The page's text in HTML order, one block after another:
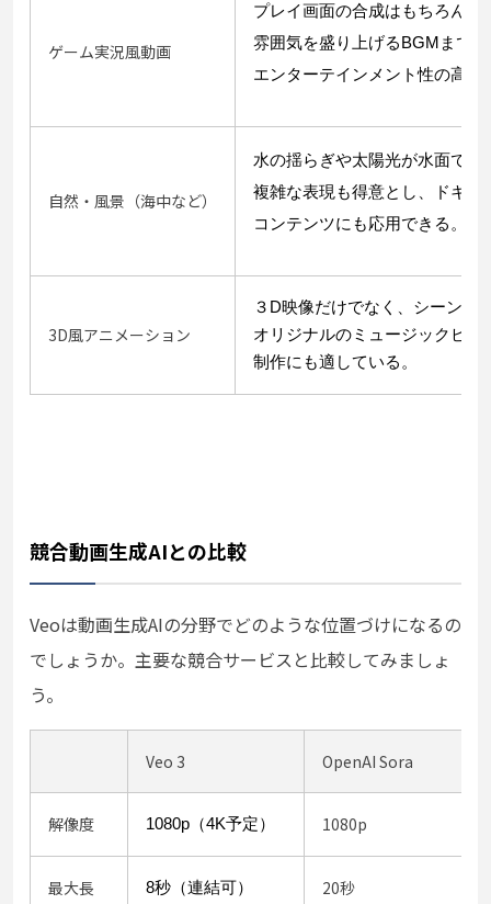
ゲーム実況風動画
プレイ画面の合成はもちろん
雰囲気を盛り上げるBGMまで
エンターテインメント性の高い
自然・風景（海中など）
水の揺らぎや太陽光が水面で
複雑な表現も得意とし、ドキ
コンテンツにも応用できる。
3D風アニメーション
３D映像だけでなく、シーンの
オリジナルのミュージックビ
制作にも適している。
競合動画生成AIとの比較
Veoは動画生成AIの分野でどのような位置づけになるの
でしょうか。主要な競合サービスと比較してみましょ
う。
Veo 3 OpenAI Sora
解像度 1080p（4K予定） 1080p
最大長 8秒（連結可） 20秒